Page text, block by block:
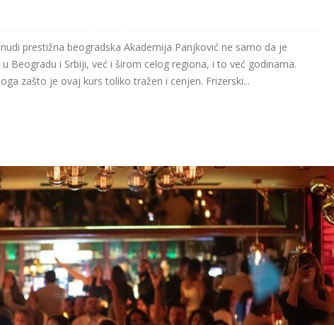
prestižna beogradska Akademija Panjković ne samo da je
Beogradu i Srbiji, već i širom celog regiona, i to već godinama.
zašto je ovaj kurs toliko tražen i cenjen. Frizerski...